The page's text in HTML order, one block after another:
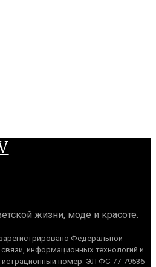
жизни, моде и красоте.
Федеральной
информационных технологий и
номер: ЭЛ ФС 77-79536